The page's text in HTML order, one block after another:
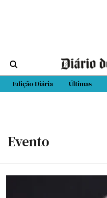
Edição Diária Últimas
Evento